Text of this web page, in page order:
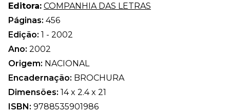
Editora: COMPANHIA DAS LETRAS
Páginas: 456
Edição: 1 - 2002
Ano: 2002
Origem: NACIONAL
Encadernação: BROCHURA
Dimensões: 14 x 2.4 x 21
ISBN: 9788535901986